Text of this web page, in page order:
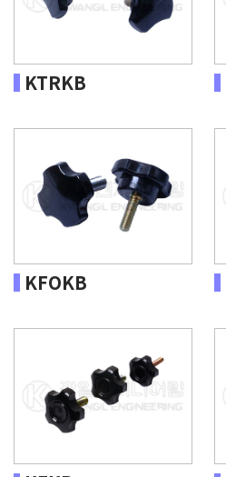
KTRKB
KFOKB